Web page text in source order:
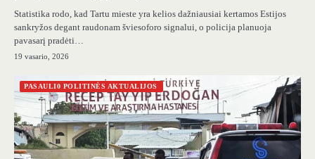
Statistika rodo, kad Tartu mieste yra kelios dažniausiai kertamos Estijos
sankryžos degant raudonam šviesoforo signalui, o policija planuoja
pavasarį pradėti…
19 vasario, 2026
PASAULI0 POLITINĖS AKTUALIJOS